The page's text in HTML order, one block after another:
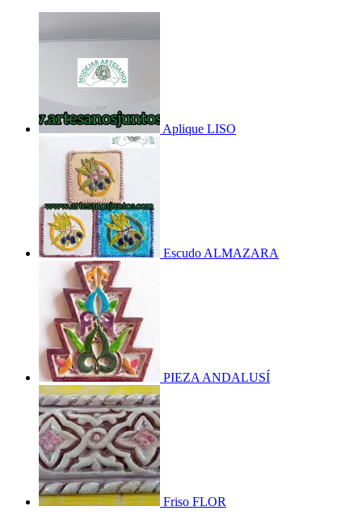
Aplique LISO
Escudo ALMAZARA
PIEZA ANDALUSÍ
Friso FLOR